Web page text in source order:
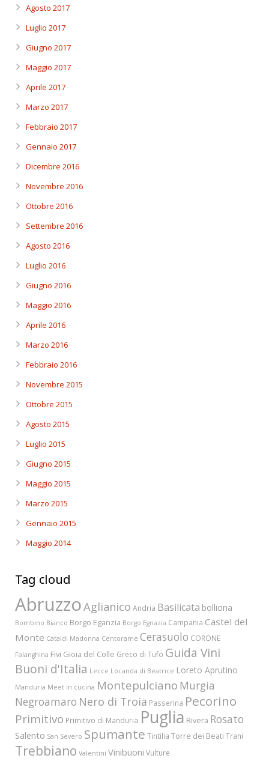
Agosto 2017
Luglio 2017
Giugno 2017
Maggio 2017
Aprile 2017
Marzo 2017
Febbraio 2017
Gennaio 2017
Dicembre 2016
Novembre 2016
Ottobre 2016
Settembre 2016
Agosto 2016
Luglio 2016
Giugno 2016
Maggio 2016
Aprile 2016
Marzo 2016
Febbraio 2016
Novembre 2015
Ottobre 2015
Agosto 2015
Luglio 2015
Giugno 2015
Maggio 2015
Marzo 2015
Gennaio 2015
Maggio 2014
Tag cloud
AbruzzoAglianico Andria Basilicata bollicina
Bombino Bianco Borgo Eganzia Borgo Egnazia Campania Castel del
Monte Cataldi Madonna Centorame Cerasuolo CORONE
Falanghina Fivi Gioia del Colle Greco di Tufo Guida Vini
Buoni d'Italia Lecce Locanda di Beatrice Loreto Aprutino
Manduria Meet in cucina Montepulciano Murgia
Negroamaro Nero di Troia Passerina Pecorino
Primitivo Primitivo di Manduria Puglia Rivera Rosato
Salento San Severo Spumante Tintilia Torre dei Beati Trani
Trebbiano Valentini Vinibuoni Vulture